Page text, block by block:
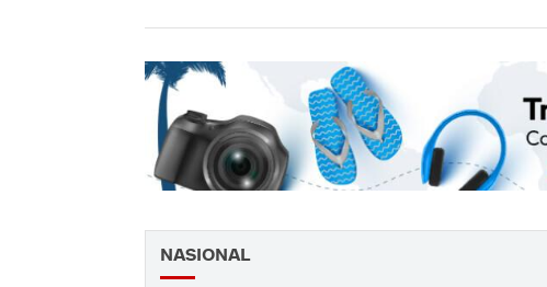
NASIONAL